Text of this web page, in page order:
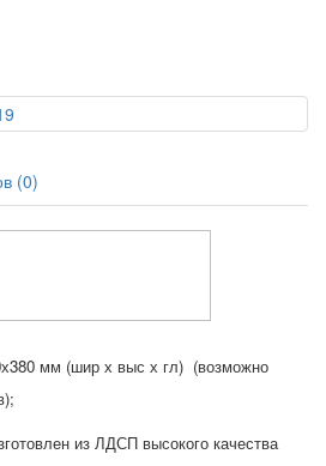
(0)
мм (шир х выс х гл) (возможно
из ЛДСП высокого качества